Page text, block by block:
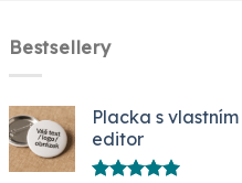
Bestsellery
Placka s
editor